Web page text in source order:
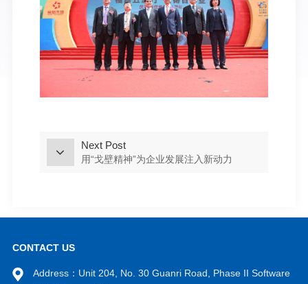
Next Post
用“戈壁精神”为企业发展注入新动力
CONTACT US
Address：Unit 204, No. 30 Guanri Road, Phase II Software